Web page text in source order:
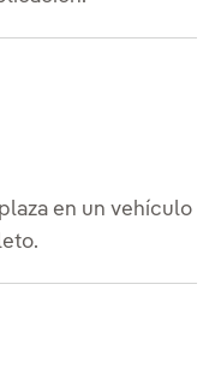
en un vehículo